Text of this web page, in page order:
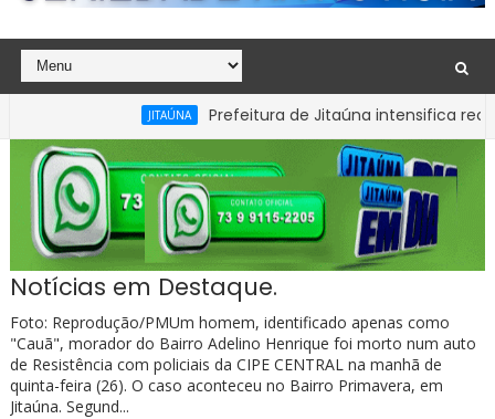
Prefeitura de Jitaúna intensifica
Carteira Nacional de Habilitação na Bahia
Notícias em Destaque.
Foto: Reprodução/PMUm homem, identificado apenas como
"Cauã", morador do Bairro Adelino Henrique foi morto num auto
de Resistência com policiais da CIPE CENTRAL na manhã de
quinta-feira (26). O caso aconteceu no Bairro Primavera, em
Jitaúna. Segund...